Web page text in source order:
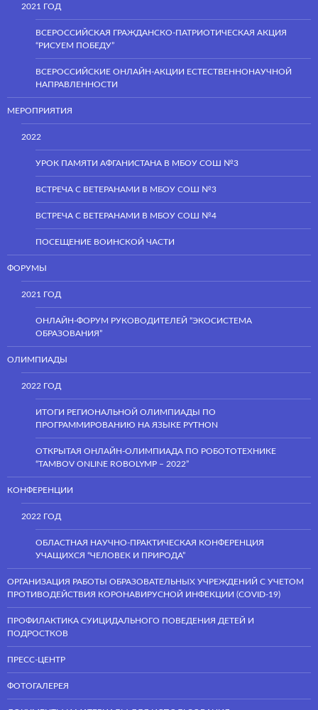
2021 ГОД
ВСЕРОССИЙСКАЯ ГРАЖДАНСКО-ПАТРИОТИЧЕСКАЯ АКЦИЯ
“РИСУЕМ ПОБЕДУ”
ВСЕРОССИЙСКИЕ ОНЛАЙН-АКЦИИ ЕСТЕСТВЕННОНАУЧНОЙ
НАПРАВЛЕННОСТИ
МЕРОПРИЯТИЯ
2022
УРОК ПАМЯТИ АФГАНИСТАНА В МБОУ СОШ №3
ВСТРЕЧА С ВЕТЕРАНАМИ В МБОУ СОШ №3
ВСТРЕЧА С ВЕТЕРАНАМИ В МБОУ СОШ №4
ПОСЕЩЕНИЕ ВОИНСКОЙ ЧАСТИ
ФОРУМЫ
2021 ГОД
ОНЛАЙН-ФОРУМ РУКОВОДИТЕЛЕЙ “ЭКОСИСТЕМА
ОБРАЗОВАНИЯ”
ОЛИМПИАДЫ
2022 ГОД
ИТОГИ РЕГИОНАЛЬНОЙ ОЛИМПИАДЫ ПО
ПРОГРАММИРОВАНИЮ НА ЯЗЫКЕ PYTHON
ОТКРЫТАЯ ОНЛАЙН-ОЛИМПИАДА ПО РОБОТОТЕХНИКЕ
“TAMBOV ONLINE ROBOLYMP – 2022”
КОНФЕРЕНЦИИ
2022 ГОД
ОБЛАСТНАЯ НАУЧНО-ПРАКТИЧЕСКАЯ КОНФЕРЕНЦИЯ
УЧАЩИХСЯ “ЧЕЛОВЕК И ПРИРОДА”
ОРГАНИЗАЦИЯ РАБОТЫ ОБРАЗОВАТЕЛЬНЫХ УЧРЕЖДЕНИЙ С УЧЕТОМ
ПРОТИВОДЕЙСТВИЯ КОРОНАВИРУСНОЙ ИНФЕКЦИИ (COVID-19)
ПРОФИЛАКТИКА СУИЦИДАЛЬНОГО ПОВЕДЕНИЯ ДЕТЕЙ И
ПОДРОСТКОВ
ПРЕСС-ЦЕНТР
ФОТОГАЛЕРЕЯ